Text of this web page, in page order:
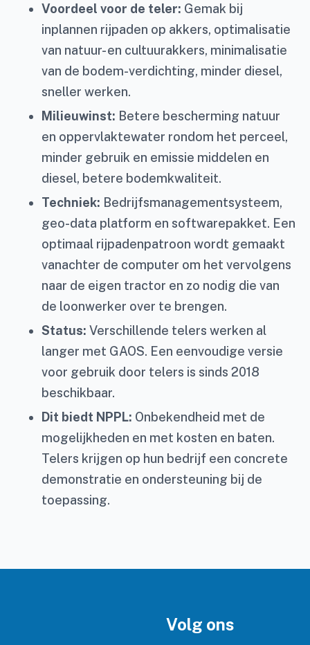
Voordeel voor de teler: Gemak bij
inplannen rijpaden op akkers, optimalisatie
van natuur- en cultuurakkers, minimalisatie
van de bodem-verdichting, minder diesel,
sneller werken.
Milieuwinst: Betere bescherming natuur
en oppervlaktewater rondom het perceel,
minder gebruik en emissie middelen en
diesel, betere bodemkwaliteit.
Techniek: Bedrijfsmanagementsysteem,
geo-data platform en softwarepakket. Een
optimaal rijpadenpatroon wordt gemaakt
vanachter de computer om het vervolgens
naar de eigen tractor en zo nodig die van
de loonwerker over te brengen.
Status: Verschillende telers werken al
langer met GAOS. Een eenvoudige versie
voor gebruik door telers is sinds 2018
beschikbaar.
Dit biedt NPPL: Onbekendheid met de
mogelijkheden en met kosten en baten.
Telers krijgen op hun bedrijf een concrete
demonstratie en ondersteuning bij de
toepassing.
Volg ons